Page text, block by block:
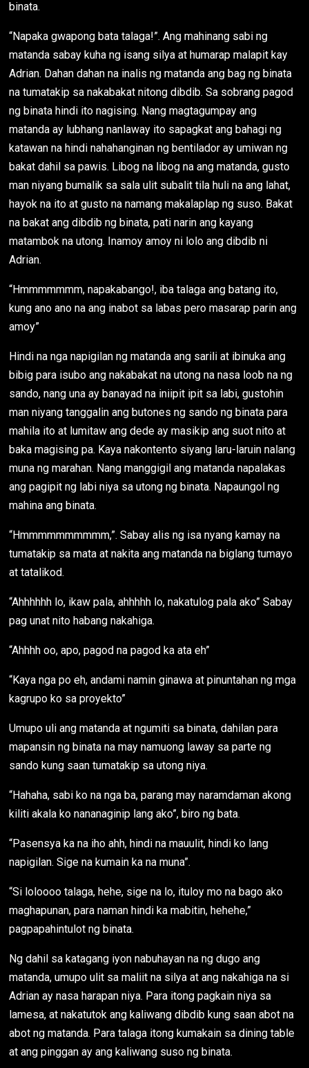
binata.
“Napaka gwapong bata talaga!”. Ang mahinang sabi ng
matanda sabay kuha ng isang silya at humarap malapit kay
Adrian. Dahan dahan na inalis ng matanda ang bag ng binata
na tumatakip sa nakabakat nitong dibdib. Sa sobrang pagod
ng binata hindi ito nagising. Nang magtagumpay ang
matanda ay lubhang nanlaway ito sapagkat ang bahagi ng
katawan na hindi nahahanginan ng bentilador ay umiwan ng
bakat dahil sa pawis. Libog na libog na ang matanda, gusto
man niyang bumalik sa sala ulit subalit tila huli na ang lahat,
hayok na ito at gusto na namang makalaplap ng suso. Bakat
na bakat ang dibdib ng binata, pati narin ang kayang
matambok na utong. Inamoy amoy ni lolo ang dibdib ni
Adrian.
“Hmmmmmmm, napakabango!, iba talaga ang batang ito,
kung ano ano na ang inabot sa labas pero masarap parin ang
amoy”
Hindi na nga napigilan ng matanda ang sarili at ibinuka ang
bibig para isubo ang nakabakat na utong na nasa loob na ng
sando, nang una ay banayad na iniipit ipit sa labi, gustohin
man niyang tanggalin ang butones ng sando ng binata para
mahila ito at lumitaw ang dede ay masikip ang suot nito at
baka magising pa. Kaya nakontento siyang laru-laruin nalang
muna ng marahan. Nang manggigil ang matanda napalakas
ang pagipit ng labi niya sa utong ng binata. Napaungol ng
mahina ang binata.
“Hmmmmmmmmmm,”. Sabay alis ng isa nyang kamay na
tumatakip sa mata at nakita ang matanda na biglang tumayo
at tatalikod.
“Ahhhhhh lo, ikaw pala, ahhhhh lo, nakatulog pala ako” Sabay
pag unat nito habang nakahiga.
“Ahhhh oo, apo, pagod na pagod ka ata eh”
“Kaya nga po eh, andami namin ginawa at pinuntahan ng mga
kagrupo ko sa proyekto”
Umupo uli ang matanda at ngumiti sa binata, dahilan para
mapansin ng binata na may namuong laway sa parte ng
sando kung saan tumatakip sa utong niya.
“Hahaha, sabi ko na nga ba, parang may naramdaman akong
kiliti akala ko nananaginip lang ako”, biro ng bata.
“Pasensya ka na iho ahh, hindi na mauulit, hindi ko lang
napigilan. Sige na kumain ka na muna”.
“Si loloooo talaga, hehe, sige na lo, ituloy mo na bago ako
maghapunan, para naman hindi ka mabitin, hehehe,”
pagpapahintulot ng binata.
Ng dahil sa katagang iyon nabuhayan na ng dugo ang
matanda, umupo ulit sa maliit na silya at ang nakahiga na si
Adrian ay nasa harapan niya. Para itong pagkain niya sa
lamesa, at nakatutok ang kaliwang dibdib kung saan abot na
abot ng matanda. Para talaga itong kumakain sa dining table
at ang pinggan ay ang kaliwang suso ng binata.